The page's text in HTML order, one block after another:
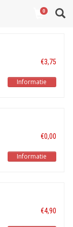
0
Volgende Vorige
€3,75
Informatie
€0,00
Informatie
€4,90